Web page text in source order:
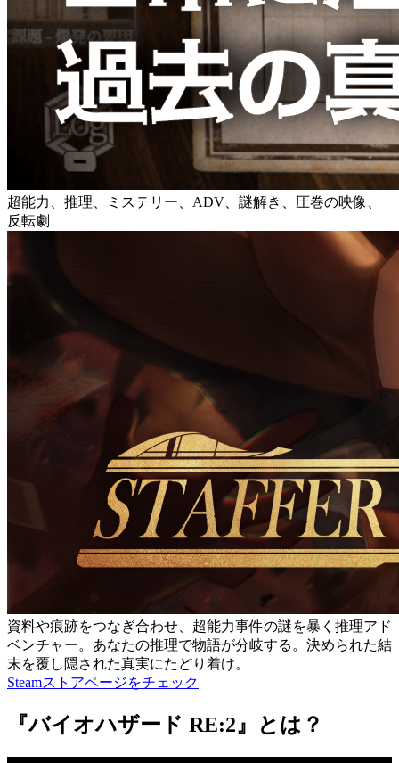
超能力、推理、ミステリー、ADV、謎解き、圧巻の映像、
反転劇
資料や痕跡をつなぎ合わせ、超能力事件の謎を暴く推理アド
ベンチャー。あなたの推理で物語が分岐する。決められた結
末を覆し隠された真実にたどり着け。
Steamストアページをチェック
『バイオハザード RE:2』とは？